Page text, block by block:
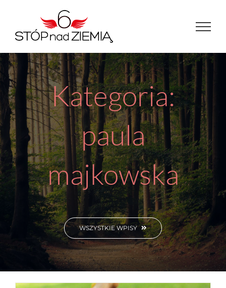
Kategoria:
paula
majkowska
WSZYSTKIE WPISY